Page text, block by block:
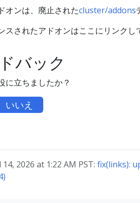
オンは、廃止されたcluster/addons
スされたアドオンはここにリンクし
バック
に立ちましたか？
いいえ
2026 at 1:22 AM PST: fix(links):